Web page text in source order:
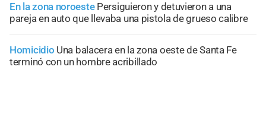
En la zona noroeste Persiguieron y detuvieron a una
pareja en auto que llevaba una pistola de grueso calibre
Homicidio Una balacera en la zona oeste de Santa Fe
terminó con un hombre acribillado